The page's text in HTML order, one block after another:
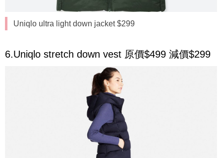
Uniqlo ultra light down jacket $299
6.Uniqlo stretch down vest 原價$499 減價$299